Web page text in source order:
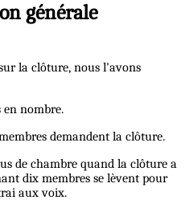
générale
la clôture, nous l'avons
en nombre.
demandent la clôture.
de chambre quand la clôture a
dix membres se lèvent pour
aux voix.